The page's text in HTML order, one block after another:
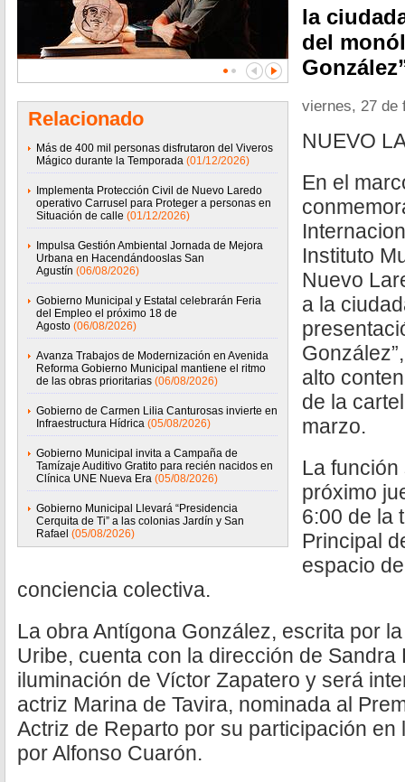
Relacionado
Más de 400 mil personas disfrutaron del Viveros
Mágico durante la Temporada (01/12/2026)
Implementa Protección Civil de Nuevo Laredo
operativo Carrusel para Proteger a personas en
Situación de calle (01/12/2026)
Impulsa Gestión Ambiental Jornada de Mejora
Urbana en Hacendándooslas San
Agustín (06/08/2026)
Gobierno Municipal y Estatal celebrarán Feria
del Empleo el próximo 18 de
Agosto (06/08/2026)
Avanza Trabajos de Modernización en Avenida
Reforma Gobierno Municipal mantiene el ritmo
de las obras prioritarias (06/08/2026)
Gobierno de Carmen Lilia Canturosas invierte en
Infraestructura Hídrica (05/08/2026)
Gobierno Municipal invita a Campaña de
Tamízaje Auditivo Gratito para recién nacidos en
Clínica UNE Nueva Era (05/08/2026)
Gobierno Municipal Llevará “Presidencia
Cerquita de Ti” a las colonias Jardín y San
Rafael (05/08/2026)
la
del
viernes, 27 de
NUEVO
En el
Instituto
Nuevo
a la
alto
de la
marzo.
La
próximo
6:00 de la
Principal
espacio
conciencia colectiva.
La obra Antígona González, escrita por
Uribe, cuenta con la dirección de
iluminación de Víctor Zapatero y será
actriz Marina de Tavira, nominada al
Actriz de Reparto por su participación
por Alfonso Cuarón.